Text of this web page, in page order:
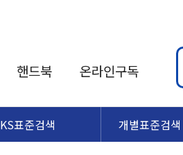
핸드북 온라인구독
KS표준검색 개별표준검색